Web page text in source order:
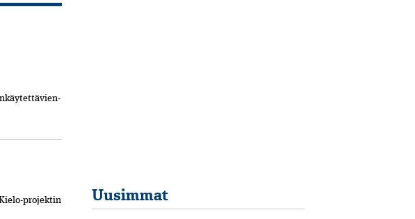
projektin
Uusimmat